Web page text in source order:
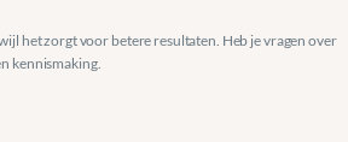
het zorgt voor betere resultaten. Heb je vragen over
kennismaking.